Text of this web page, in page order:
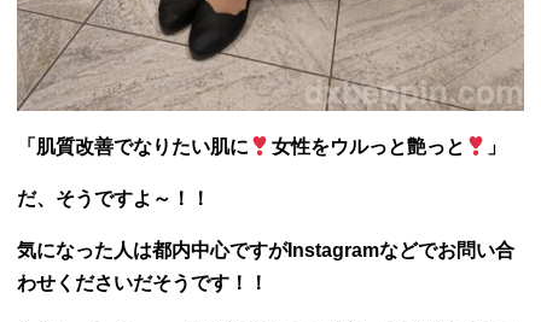
「肌質改善でなりたい肌に 女性をウルっと艶っと 」
だ、そうですよ～！！
気になった人は都内中心ですがInstagramなどでお問い合
わせくださいだそうです！！